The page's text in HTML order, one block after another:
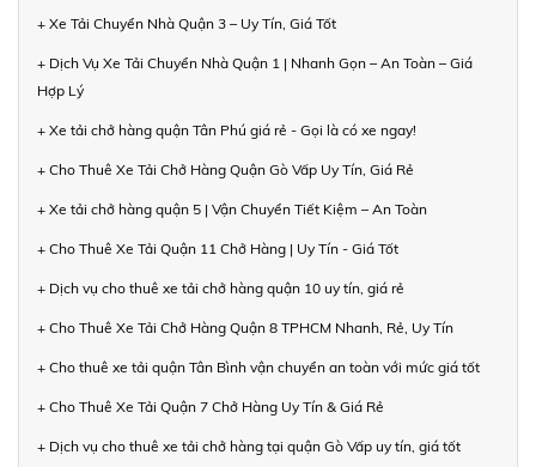
+ Xe Tải Chuyển Nhà Quận 3 – Uy Tín, Giá Tốt
+ Dịch Vụ Xe Tải Chuyển Nhà Quận 1 | Nhanh Gọn – An Toàn – Giá
Hợp Lý
+ Xe tải chở hàng quận Tân Phú giá rẻ - Gọi là có xe ngay!
+ Cho Thuê Xe Tải Chở Hàng Quận Gò Vấp Uy Tín, Giá Rẻ
+ Xe tải chở hàng quận 5 | Vận Chuyển Tiết Kiệm – An Toàn
+ Cho Thuê Xe Tải Quận 11 Chở Hàng | Uy Tín - Giá Tốt
+ Dịch vụ cho thuê xe tải chở hàng quận 10 uy tín, giá rẻ
+ Cho Thuê Xe Tải Chở Hàng Quận 8 TPHCM Nhanh, Rẻ, Uy Tín
+ Cho thuê xe tải quận Tân Bình vận chuyển an toàn với mức giá tốt
+ Cho Thuê Xe Tải Quận 7 Chở Hàng Uy Tín & Giá Rẻ
+ Dịch vụ cho thuê xe tải chở hàng tại quận Gò Vấp uy tín, giá tốt